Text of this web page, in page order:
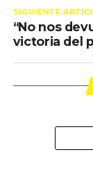
SIGUIENTE
“No nos
victoria del